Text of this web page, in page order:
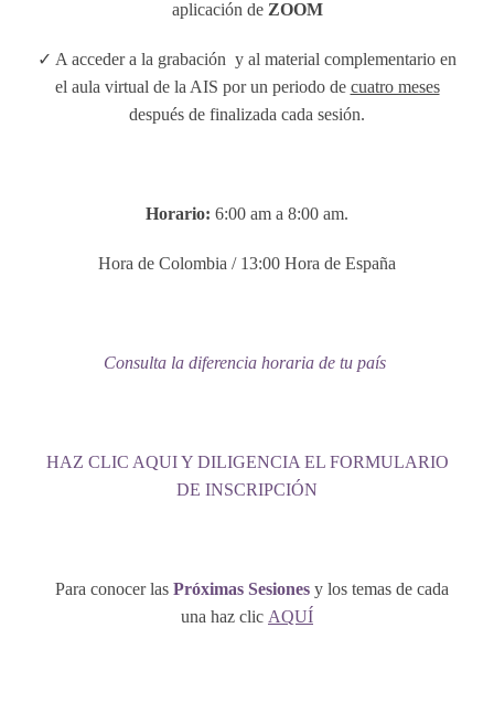
aplicación de ZOOM
✓ A acceder a la grabación y al material complementario en
el aula virtual de la AIS por un periodo de cuatro meses
después de finalizada cada sesión.
Horario: 6:00 am a 8:00 am.
Hora de Colombia / 13:00 Hora de España
Consulta la diferencia horaria de tu país
HAZ CLIC AQUI Y DILIGENCIA EL FORMULARIO
DE INSCRIPCIÓN
Para conocer las Próximas Sesionesy los temas de cada
una haz clic AQUÍ